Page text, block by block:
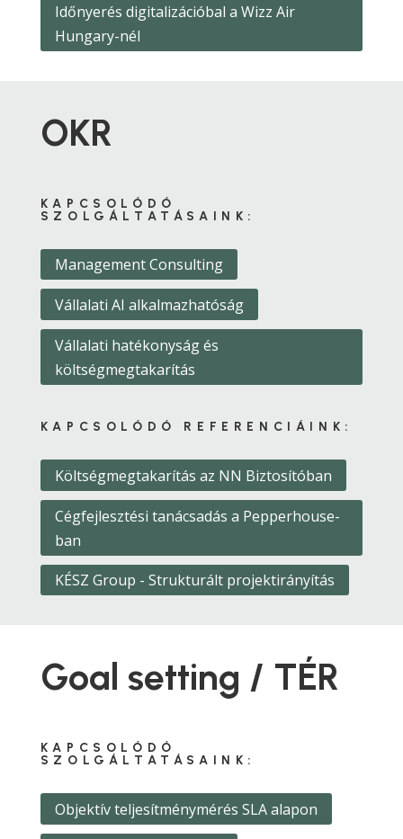
Időnyerés digitalizációbal a Wizz Air
Hungary-nél
OKR
KAPCSOLÓDÓ
SZOLGÁLTATÁSAINK:
Management Consulting
Vállalati AI alkalmazhatóság
Vállalati hatékonyság és
költségmegtakarítás
KAPCSOLÓDÓ REFERENCIÁINK:
Költségmegtakarítás az NN Biztosítóban
Cégfejlesztési tanácsadás a Pepperhouse-
ban
KÉSZ Group - Strukturált projektirányítás
Goal setting / TÉR
KAPCSOLÓDÓ
SZOLGÁLTATÁSAINK:
Objektív teljesítménymérés SLA alapon